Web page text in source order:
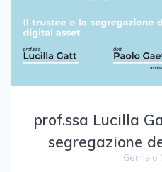
prof.ssa Lucilla
segregazione
Gennaio